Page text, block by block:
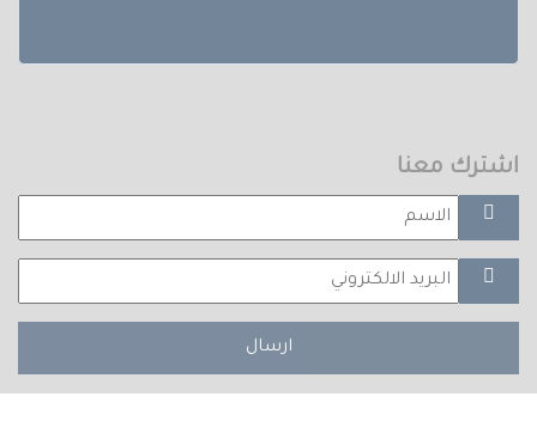
اشترك معنا
ارسال